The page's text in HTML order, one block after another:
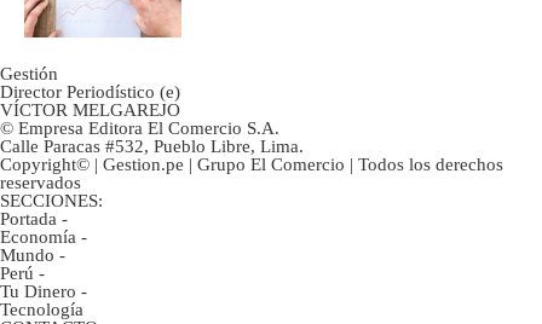
Gestión
Director Periodístico (e)
VÍCTOR MELGAREJO
© Empresa Editora El Comercio S.A.
Calle Paracas #532, Pueblo Libre, Lima.
Copyright© | Gestion.pe | Grupo El Comercio | Todos los derechos
reservados
SECCIONES:
Portada -
Economía -
Mundo -
Perú -
Tu Dinero -
Tecnología